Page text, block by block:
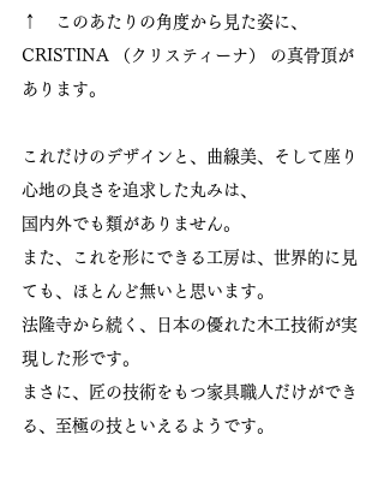
↑　このあたりの角度から見た姿に、
CRISTINA （クリスティーナ） の真骨頂が
あります。
これだけのデザインと、曲線美、そして座り
心地の良さを追求した丸みは、
国内外でも類がありません。
また、これを形にできる工房は、世界的に見
ても、ほとんど無いと思います。
法隆寺から続く、日本の優れた木工技術が実
現した形です。
まさに、匠の技術をもつ家具職人だけができ
る、至極の技といえるようです。